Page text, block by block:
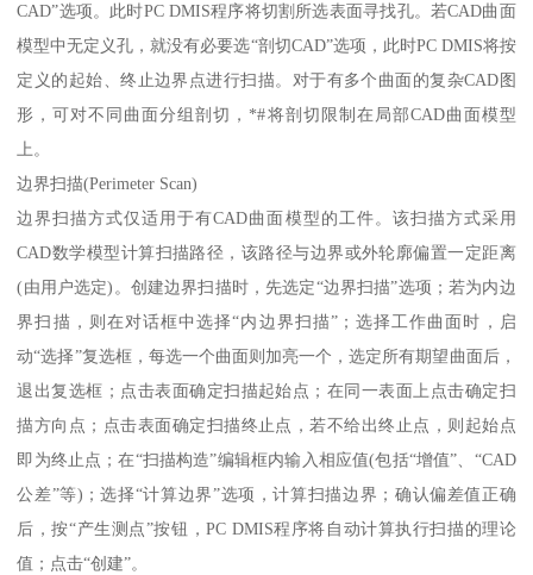
CAD”选项。此时PC DMIS程序将切割所选表面寻找孔。若CAD曲面
模型中无定义孔，就没有必要选“剖切CAD”选项，此时PC DMIS将按
定义的起始、终止边界点进行扫描。对于有多个曲面的复杂CAD图
形，可对不同曲面分组剖切，*#将剖切限制在局部CAD曲面模型
上。
边界扫描(Perimeter Scan)
边界扫描方式仅适用于有CAD曲面模型的工件。该扫描方式采用
CAD数学模型计算扫描路径，该路径与边界或外轮廓偏置一定距离
(由用户选定)。创建边界扫描时，先选定“边界扫描”选项；若为内边
界扫描，则在对话框中选择“内边界扫描”；选择工作曲面时，启
动“选择”复选框，每选一个曲面则加亮一个，选定所有期望曲面后，
退出复选框；点击表面确定扫描起始点；在同一表面上点击确定扫
描方向点；点击表面确定扫描终止点，若不给出终止点，则起始点
即为终止点；在“扫描构造”编辑框内输入相应值(包括“增值”、“CAD
公差”等)；选择“计算边界”选项，计算扫描边界；确认偏差值正确
后，按“产生测点”按钮，PC DMIS程序将自动计算执行扫描的理论
值；点击“创建”。